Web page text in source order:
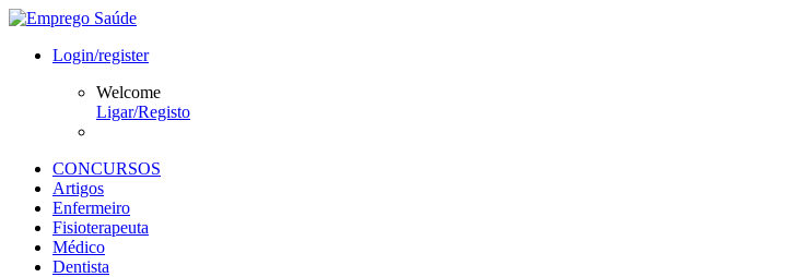
Login/register
Welcome
Ligar/Registo
CONCURSOS
Artigos
Enfermeiro
Fisioterapeuta
Médico
Dentista